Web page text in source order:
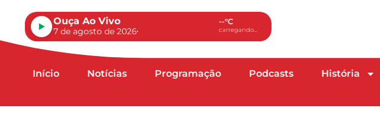
Ouça Ao Vivo
7 de agosto de 2026
--°C
carregando...
Início Notícias Programação Podcasts História